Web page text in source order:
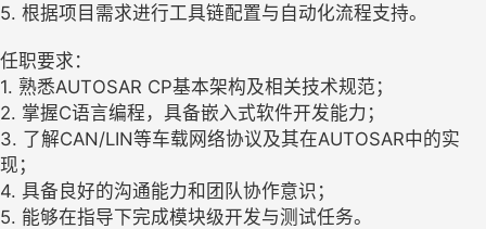
5. 根据项目需求进行工具链配置与自动化流程支持。
任职要求：
1. 熟悉AUTOSAR CP基本架构及相关技术规范；
2. 掌握C语言编程，具备嵌入式软件开发能力；
3. 了解CAN/LIN等车载网络协议及其在AUTOSAR中的实
现；
4. 具备良好的沟通能力和团队协作意识；
5. 能够在指导下完成模块级开发与测试任务。